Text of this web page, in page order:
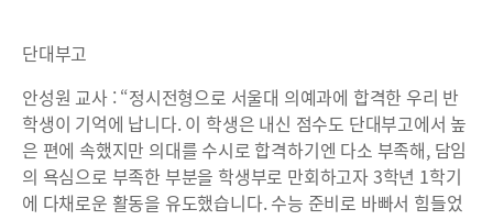
단대부고
안성원 교사 : “정시전형으로 서울대 의예과에 합격한 우리 반
학생이 기억에 납니다. 이 학생은 내신 점수도 단대부고에서 높
은 편에 속했지만 의대를 수시로 합격하기엔 다소 부족해, 담임
의 욕심으로 부족한 부분을 학생부로 만회하고자 3학년 1학기
에 다채로운 활동을 유도했습니다. 수능 준비로 바빠서 힘들었